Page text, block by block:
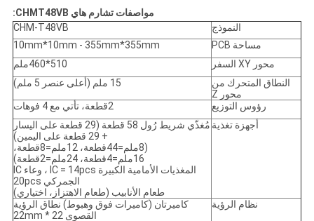
مواصفات تشارم هاي CHMT48VB:
النموذج
CHM-T48VB
مساحة PCB
10mm*10mm - 355mm*355mm
محور XY السفر
510*460ملم
النطاق المتحرك من
محور Z
15 ملم (أعلى عنصر 5 ملم)
رؤوس التوزيع
2قطعة، تأتي مع 4 فوهات
أجهزة تغذية
مُغذّي شريط رُول 58 قطعة (29 قطعة على اليسار
+ 29 قطعة على اليمين)
(8ملم=44قطعة، 12ملم=8قطعة،
16ملم=4قطعة، 24ملم=2قطعة)
المغذيات الأمامية الكبيرة IC = 14pcs ، وعاء IC
الجمركي 20pcs
طعام الأنابيب (طعام الاهتزاز، اختياري)
نظام الرؤية
كاميرتان (كاميرات فوق وهبوط) نطاق الرؤية
القصوى 22 * 22mm